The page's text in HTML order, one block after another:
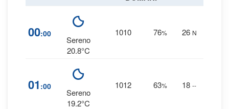
00:00
Sereno
20.8°C
1010 76% 26 N
01 :00
Sereno
19.2°C
1012 63% 18 --